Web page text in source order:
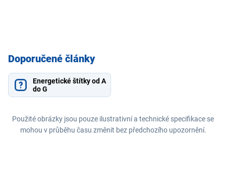
Doporučené články
Energetické štítky od A
do G
Použité obrázky jsou pouze ilustrativní a technické specifikace se
mohou v průběhu času změnit bez předchozího upozornění.